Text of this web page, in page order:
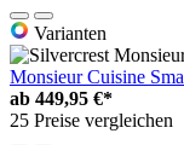
Varianten
Monsieur Cuisine
ab 449,95 €*
25 Preise vergleichen